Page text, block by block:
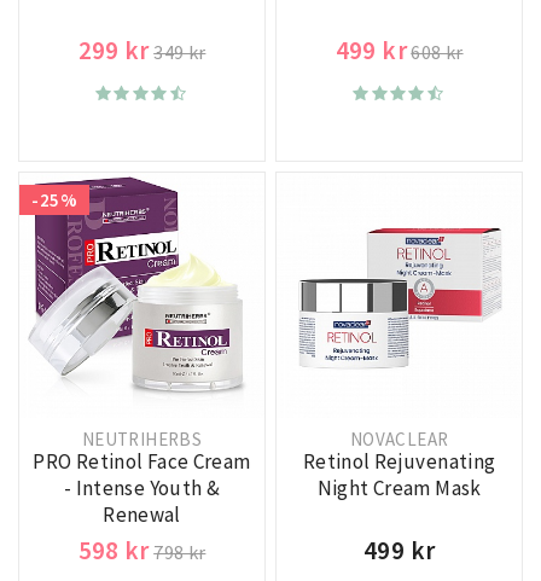
299 kr349 kr 499 kr608 kr
-25%
NEUTRIHERBS
PRO Retinol Face Cream
- Intense Youth &
Renewal
598 kr798 kr
NOVACLEAR
Retinol Rejuvenating
Night Cream Mask
499 kr